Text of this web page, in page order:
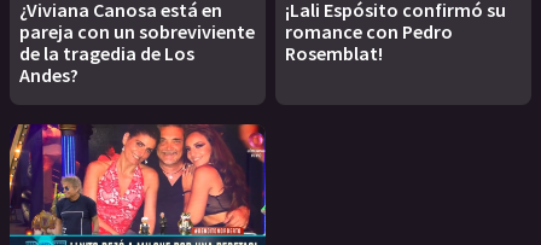
¿Viviana Canosa está en
pareja con un sobreviviente
de la tragedia de Los
Andes?
¡Lali Espósito confirmó su
romance con Pedro
Rosemblat!